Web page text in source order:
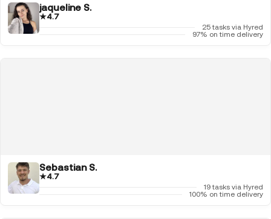
jaqueline S.
★4.7
25 tasks via Hyred
97% on time delivery
Sebastian S.
★4.7
19 tasks via Hyred
100% on time delivery